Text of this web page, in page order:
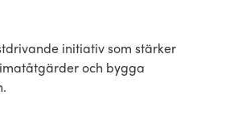
initiativ som stärker
och bygga